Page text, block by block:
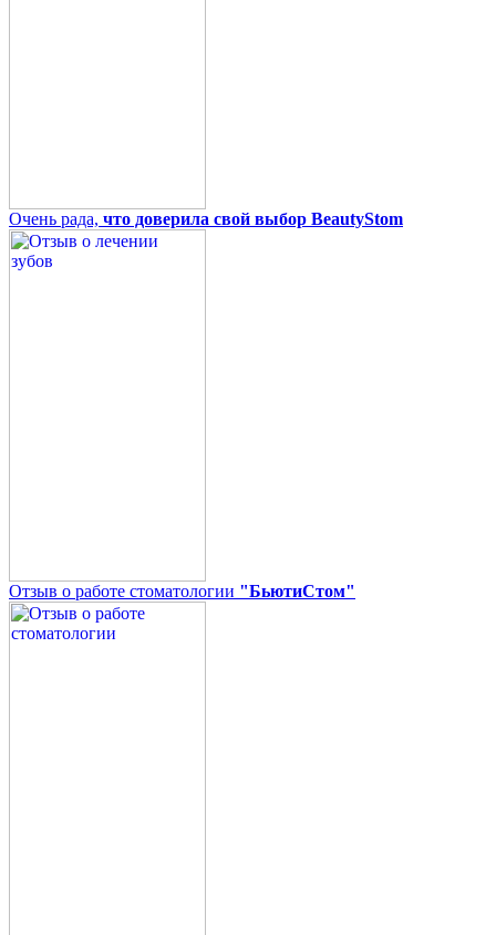
Очень рада, что доверила свой выбор BeautyStom
Отзыв о работе стоматологии "БьютиСтом"